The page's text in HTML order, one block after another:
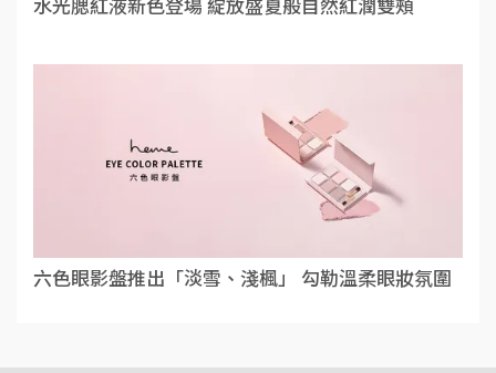
六色眼影盤推出「淡雪、淺楓」 勾勒溫柔眼妝氛圍